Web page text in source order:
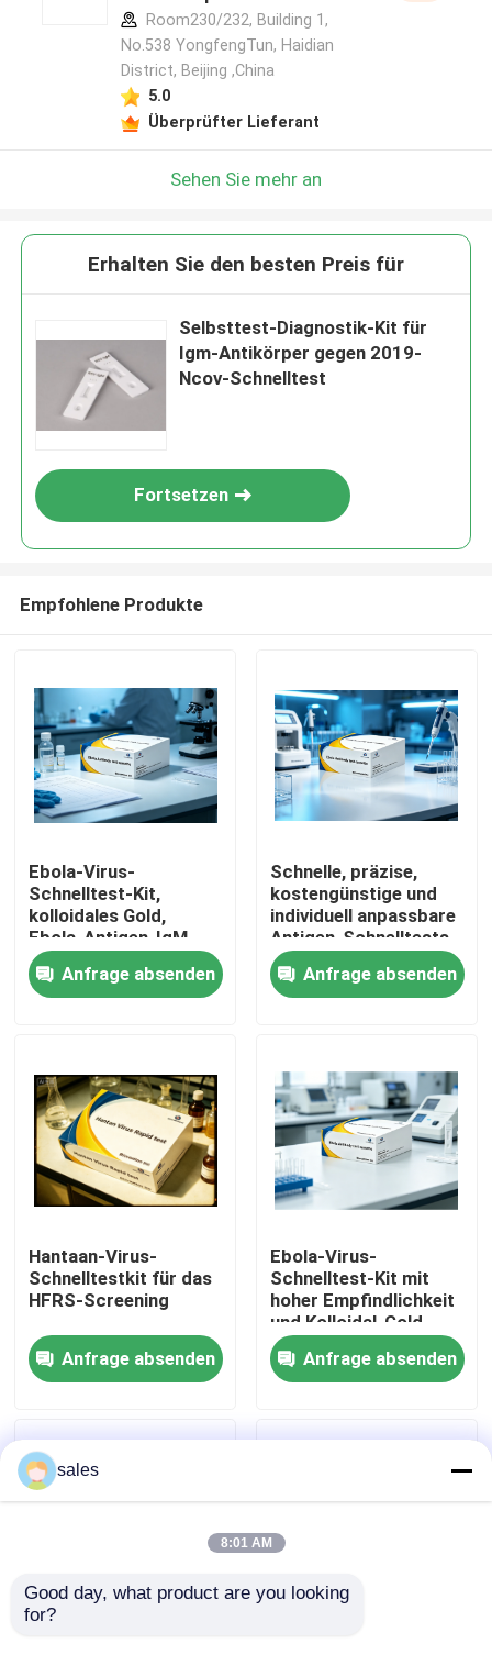
Produkte
Über uns
Werksbesichtigung
Qualitätskontrolle
Kontakt mit uns
Neuigkeiten
VR Show
Room230/232, Building 1,
No.538 YongfengTun, Haidian
District, Beijing ,China
5.0
Überprüfter Lieferant
Sehen Sie mehr an
Erhalten Sie den besten Preis für
Selbsttest-Diagnostik-Kit für
Igm-Antikörper gegen 2019-
Ncov-Schnelltest
Fortsetzen
Empfohlene Produkte
Ebola-Virus-
Schnelltest-Kit,
kolloidales Gold,
Ebola-Antigen-IgM-
Antikörper-
Diagnosetestkassette
für das Notfall-
Anfrage absenden
Schnelle, präzise,
kostengünstige und
individuell anpassbare
Antigen-Schnelltests
für Ebola-Virus-
Antigene
Nichtmaschinenbetrieb
Anfrage absenden
Hantaan-Virus-
Schnelltestkit für das
HFRS-Screening
Anfrage absenden
Ebola-Virus-
Schnelltest-Kit mit
hoher Empfindlichkeit
und Kolloidal-Gold-
Methode für 15
Minuten Ergebnisse
Anfrage absenden
sales
8:01 AM
Good day, what product are you looking
for?